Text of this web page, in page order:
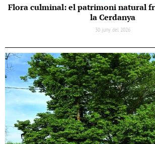
Flora culminal: el patrimoni natural
la Cerdanya
30 juny del 2026